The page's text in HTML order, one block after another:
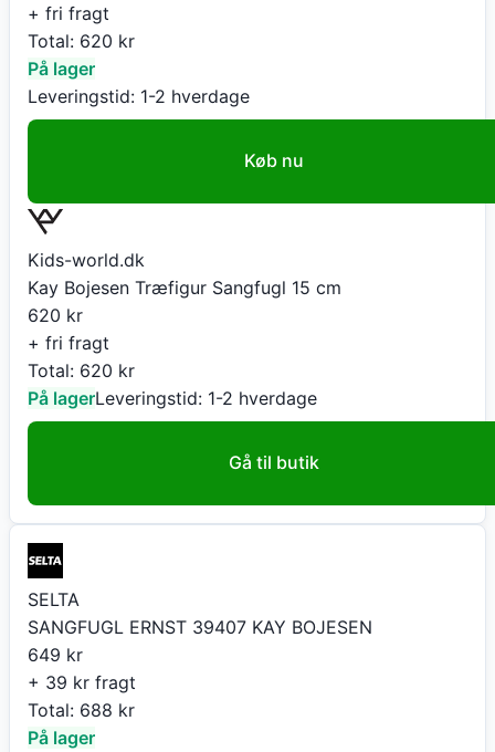
+ fri fragt
Total: 620 kr
På lager
Leveringstid: 1-2 hverdage
Køb nu
Kids-world.dk
Kay Bojesen Træfigur Sangfugl 15 cm
620 kr
+ fri fragt
Total: 620 kr
På lagerLeveringstid: 1-2 hverdage
Gå til butik
SELTA
SANGFUGL ERNST 39407 KAY BOJESEN
649 kr
+ 39 kr fragt
Total: 688 kr
På lager